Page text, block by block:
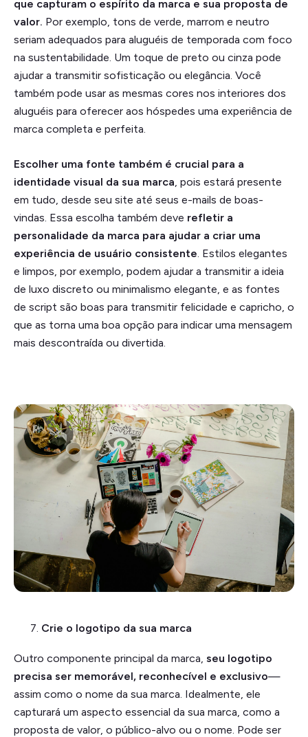
que capturam o espírito da marca e sua proposta de
valor. Por exemplo, tons de verde, marrom e neutro
seriam adequados para aluguéis de temporada com foco
na sustentabilidade. Um toque de preto ou cinza pode
ajudar a transmitir sofisticação ou elegância. Você
também pode usar as mesmas cores nos interiores dos
aluguéis para oferecer aos hóspedes uma experiência de
marca completa e perfeita.
Escolher uma fonte também é crucial para a
identidade visual da sua marca, pois estará presente
em tudo, desde seu site até seus e-mails de boas-
vindas. Essa escolha também deve refletir a
personalidade da marca para ajudar a criar uma
experiência de usuário consistente. Estilos elegantes
e limpos, por exemplo, podem ajudar a transmitir a ideia
de luxo discreto ou minimalismo elegante, e as fontes
de script são boas para transmitir felicidade e capricho, o
que as torna uma boa opção para indicar uma mensagem
mais descontraída ou divertida.
Crie o logotipo da sua marca
Outro componente principal da marca, seu logotipo
precisa ser memorável, reconhecível e exclusivo—
assim como o nome da sua marca. Idealmente, ele
capturará um aspecto essencial da sua marca, como a
proposta de valor, o público-alvo ou o nome. Pode ser